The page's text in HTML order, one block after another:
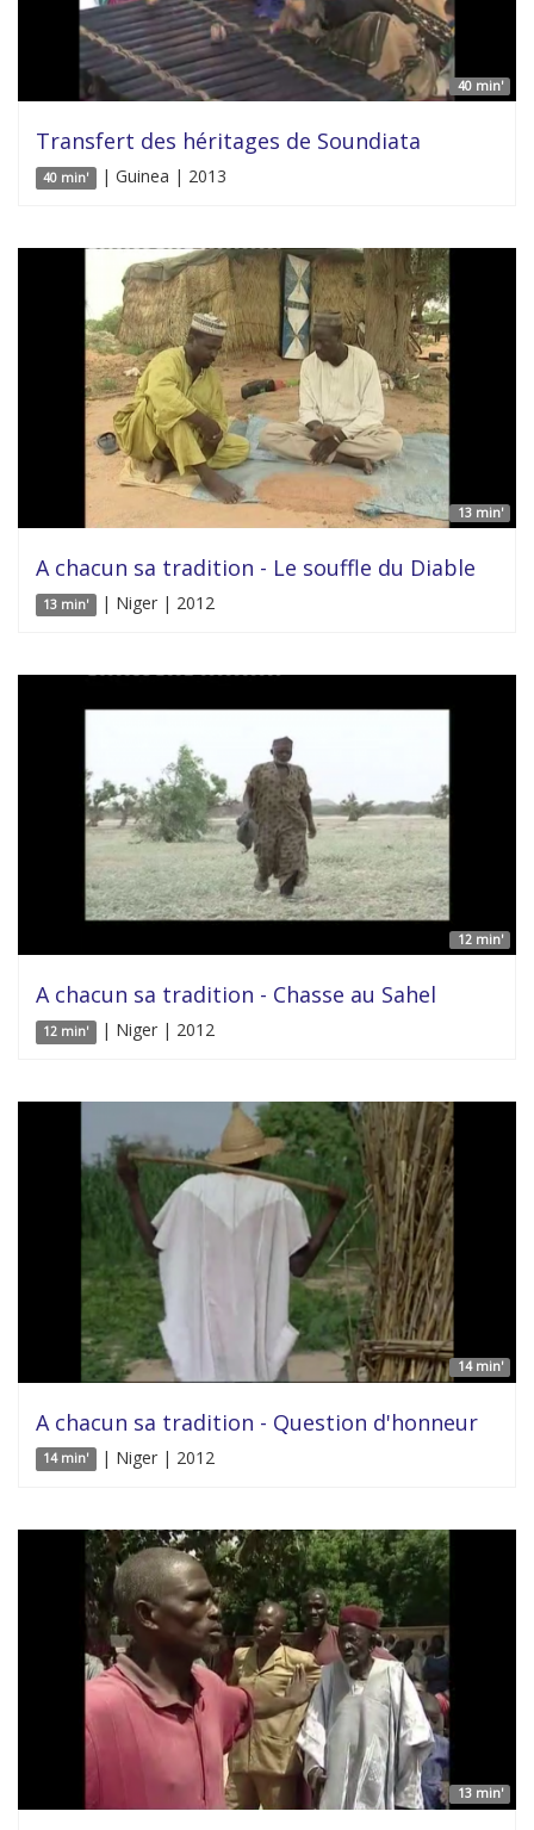
40 min'
Transfert des héritages de Soundiata
40 min' | Guinea | 2013
13 min'
A chacun sa tradition - Le souffle du Diable
13 min' | Niger | 2012
12 min'
A chacun sa tradition - Chasse au Sahel
12 min' | Niger | 2012
14 min'
A chacun sa tradition - Question d'honneur
14 min' | Niger | 2012
13 min'